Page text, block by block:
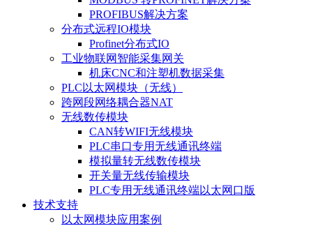
PROFIBUS解决方案
分布式远程IO模块
Profinet分布式IO
工业物联网智能采集网关
机床CNC和注塑机数据采集
PLC以太网模块（无线）
跨网段网络耦合器NAT
无线数传模块
CAN转WIFI无线模块
PLC串口专用无线通讯终端
模拟量转无线数传模块
开关量无线传输模块
PLC专用无线通讯终端以太网口版
技术支持
以太网模块应用案例